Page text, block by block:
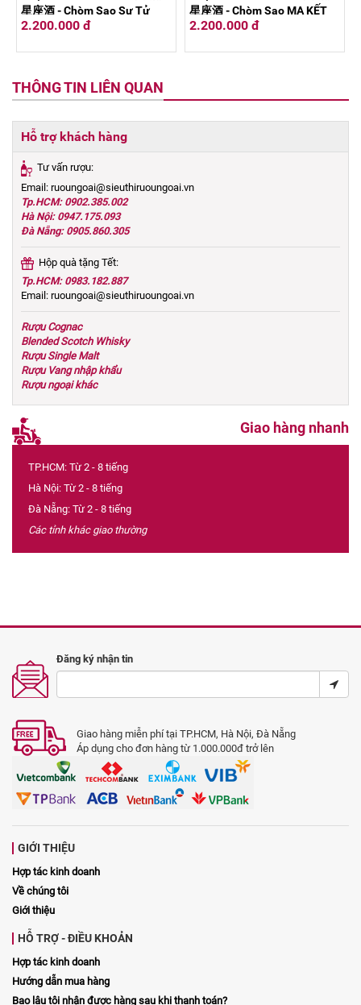
星座酒 - Chòm Sao Sư Tử
375ml
2.200.000 đ
星座酒 - Chòm Sao MA KẾT
375ml
2.200.000 đ
THÔNG TIN LIÊN QUAN
Hỗ trợ khách hàng
Tư vấn rượu:
Email: ruoungoai@sieuthiruoungoai.vn
Tp.HCM: 0902.385.002
Hà Nội: 0947.175.093
Đà Nẵng: 0905.860.305
Hộp quà tặng Tết:
Tp.HCM: 0983.182.887
Email: ruoungoai@sieuthiruoungoai.vn
Rượu Cognac
Blended Scotch Whisky
Rượu Single Malt
Rượu Vang nhập khẩu
Rượu ngoại khác
Giao hàng nhanh
TP.HCM: Từ 2 - 8 tiếng
Hà Nội: Từ 2 - 8 tiếng
Đà Nẵng: Từ 2 - 8 tiếng
Các tỉnh khác giao thường
Đăng ký nhận tin
Giao hàng miễn phí tại TP.HCM, Hà Nội, Đà Nẵng
Áp dụng cho đơn hàng từ 1.000.000đ trở lên
GIỚI THIỆU
Hợp tác kinh doanh
Về chúng tôi
Giới thiệu
HỖ TRỢ - ĐIỀU KHOẢN
Hợp tác kinh doanh
Hướng dẫn mua hàng
Bao lâu tôi nhận được hàng sau khi thanh toán?